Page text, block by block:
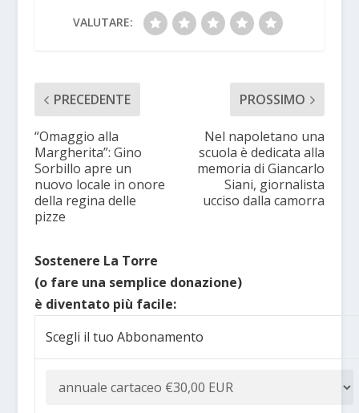
VALUTARE:
PRECEDENTE
“Omaggio alla
Margherita”: Gino
Sorbillo apre un
nuovo locale in onore
della regina delle
pizze
PROSSIMO
Nel napoletano una
scuola è dedicata alla
memoria di Giancarlo
Siani, giornalista
ucciso dalla camorra
Sostenere La Torre
(o fare una semplice donazione)
è diventato più facile:
Scegli il tuo Abbonamento